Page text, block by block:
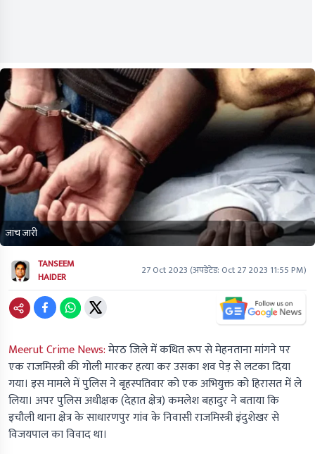
जांच जारी
TANSEEM
HAIDER
27 Oct 2023(अपडेटेड:Oct 27 2023 11:55 PM)
Meerut Crime News:मेरठ जिले में कथित रूप से मेहनताना मांगने पर
एक राजमिस्त्री की गोली मारकर हत्या कर उसका शव पेड़ से लटका दिया
गया। इस मामले में पुलिस ने बृहस्पतिवार को एक अभियुक्त को हिरासत में ले
लिया। अपर पुलिस अधीक्षक (देहात क्षेत्र) कमलेश बहादुर ने बताया कि
इचौली थाना क्षेत्र के साधारणपुर गांव के निवासी राजमिस्त्री इंदुशेखर से
विजयपाल का विवाद था।